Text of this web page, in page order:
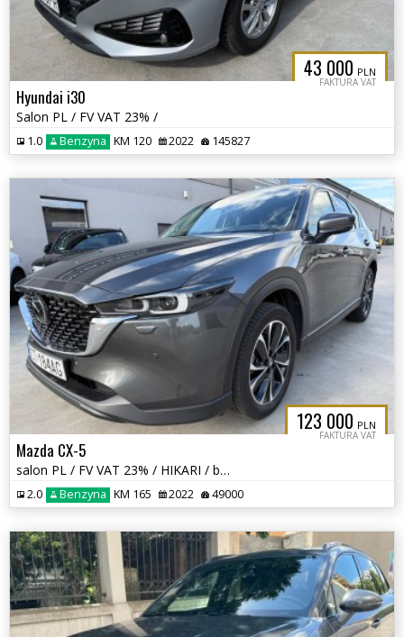
43 000 PLN
FAKTURA VAT
Hyundai i30
Salon PL / FV VAT 23% /
1.0 Benzyna KM 120 2022 145827
123 000 PLN
FAKTURA VAT
Mazda CX-5
salon PL / FV VAT 23% / HIKARI / bezwypadkowa /
2.0 Benzyna KM 165 2022 49000